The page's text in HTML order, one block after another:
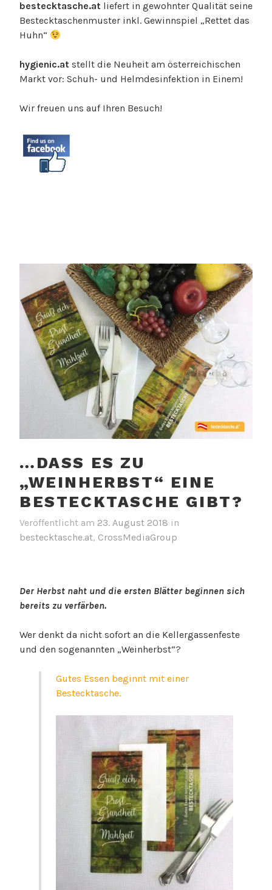
bestecktasche.at liefert in gewohnter Qualität seine
Bestecktaschenmuster inkl. Gewinnspiel „Rettet das
Huhn“
hygienic.at stellt die Neuheit am österreichischen
Markt vor: Schuh- und Helmdesinfektion in Einem!
Wir freuen uns auf Ihren Besuch!
…DASS ES ZU
„WEINHERBST“ EINE
BESTECKTASCHE GIBT?
Veröffentlicht am 23. August 2018 in
bestecktasche.at, CrossMediaGroup
Der Herbst naht und die ersten Blätter beginnen sich
bereits zu verfärben.
Wer denkt da nicht sofort an die Kellergassenfeste
und den sogenannten „Weinherbst“?
Gutes Essen beginnt mit einer
Bestecktasche.